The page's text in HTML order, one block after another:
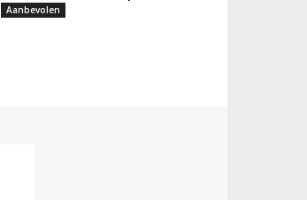
Aanbevolen